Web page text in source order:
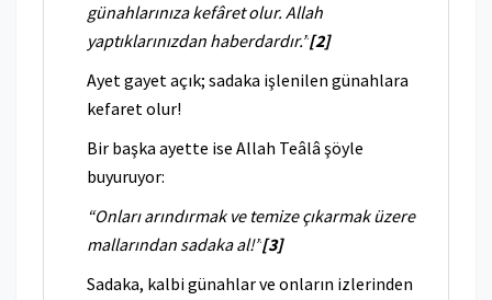
günahlarınıza kefâret olur. Allah
yaptıklarınızdan haberdardır.”[2]
Ayet gayet açık; sadaka işlenilen günahlara
kefaret olur!
Bir başka ayette ise Allah Teâlâ şöyle
buyuruyor:
“Onları arındırmak ve temize çıkarmak üzere
mallarından sadaka al!”[3]
Sadaka, kalbi günahlar ve onların izlerinden